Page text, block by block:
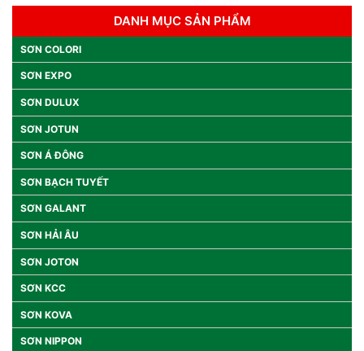
DANH MỤC SẢN PHẨM
SƠN COLORI
SƠN EXPO
SƠN DULUX
SƠN JOTUN
SƠN Á ĐÔNG
SƠN BẠCH TUYẾT
SƠN GALANT
SƠN HẢI ÂU
SƠN JOTON
SƠN KCC
SƠN KOVA
SƠN NIPPON